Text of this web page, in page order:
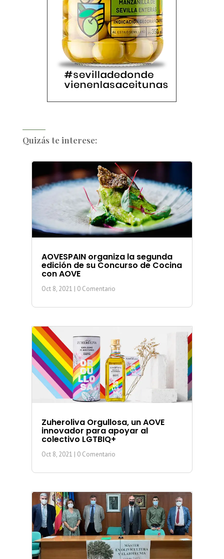
Quizás te interese:
AOVESPAIN organiza la segunda
edición de su Concurso de Cocina
con AOVE
Oct 8, 2021 | 0 Comentario
Zuheroliva Orgullosa, un AOVE
innovador para apoyar al
colectivo LGTBIQ+
Oct 8, 2021 | 0 Comentario